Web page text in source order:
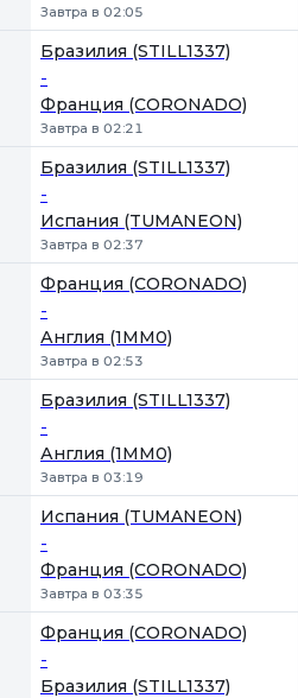
Завтра в 02:05
Бразилия (STILL1337)
-
Франция (CORONADO)
Завтра в 02:21
Бразилия (STILL1337)
-
Испания (TUMANEON)
Завтра в 02:37
Франция (CORONADO)
-
Англия (1MM0)
Завтра в 02:53
Бразилия (STILL1337)
-
Англия (1MM0)
Завтра в 03:19
Испания (TUMANEON)
-
Франция (CORONADO)
Завтра в 03:35
Франция (CORONADO)
-
Бразилия (STILL1337)